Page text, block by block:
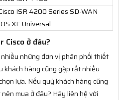
ISR 4200 Series SD-WAN
XE Universal
ở đâu?
những đơn vị phân phối thiết
khách hàng cũng gặp rất nhiều
lựa. Nếu quý khách hàng cũng
mua ở đâu? Hãy liên hệ với